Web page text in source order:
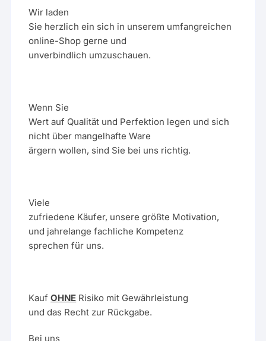
Wir laden
Sie herzlich ein sich in unserem umfangreichen
online-Shop gerne und
unverbindlich umzuschauen.
Wenn Sie
Wert auf Qualität und Perfektion legen und sich
nicht über mangelhafte Ware
ärgern wollen, sind Sie bei uns richtig.
Viele
zufriedene Käufer, unsere größte Motivation,
und jahrelange fachliche Kompetenz
sprechen für uns.
KaufOHNE Risiko mit Gewährleistung
und das Recht zur Rückgabe.
Bei uns